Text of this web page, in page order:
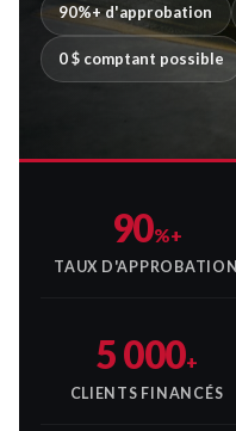
90%+ d'approbation
0 $ comptant possible
90%+
TAUX D'APPROBATION
5 000+
CLIENTS FINANCÉS